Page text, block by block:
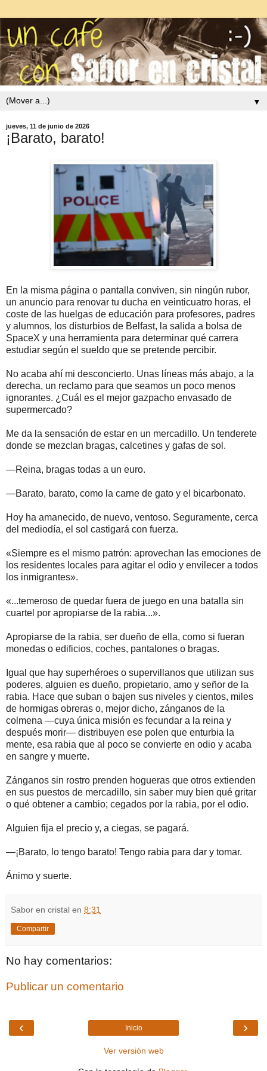
▼
jueves, 11 de junio de 2026
¡Barato, barato!
En la misma página o pantalla conviven, sin ningún rubor,
un anuncio para renovar tu ducha en veinticuatro horas, el
coste de las huelgas de educación para profesores, padres
y alumnos, los disturbios de Belfast, la salida a bolsa de
SpaceX y una herramienta para determinar qué carrera
estudiar según el sueldo que se pretende percibir.
No acaba ahí mi desconcierto. Unas líneas más abajo, a la
derecha, un reclamo para que seamos un poco menos
ignorantes. ¿Cuál es el mejor gazpacho envasado de
supermercado?
Me da la sensación de estar en un mercadillo. Un tenderete
donde se mezclan bragas, calcetines y gafas de sol.
—Reina, bragas todas a un euro.
—Barato, barato, como la carne de gato y el bicarbonato.
Hoy ha amanecido, de nuevo, ventoso. Seguramente, cerca
del mediodía, el sol castigará con fuerza.
«Siempre es el mismo patrón: aprovechan las emociones de
los residentes locales para agitar el odio y envilecer a todos
los inmigrantes».
«...temeroso de quedar fuera de juego en una batalla sin
cuartel por apropiarse de la rabia...».
Apropiarse de la rabia, ser dueño de ella, como si fueran
monedas o edificios, coches, pantalones o bragas.
Igual que hay superhéroes o supervillanos que utilizan sus
poderes, alguien es dueño, propietario, amo y señor de la
rabia. Hace que suban o bajen sus niveles y cientos, miles
de hormigas obreras o, mejor dicho, zánganos de la
colmena —cuya única misión es fecundar a la reina y
después morir— distribuyen ese polen que enturbia la
mente, esa rabia que al poco se convierte en odio y acaba
en sangre y muerte.
Zánganos sin rostro prenden hogueras que otros extienden
en sus puestos de mercadillo, sin saber muy bien qué gritar
o qué obtener a cambio; cegados por la rabia, por el odio.
Alguien fija el precio y, a ciegas, se pagará.
—¡Barato, lo tengo barato! Tengo rabia para dar y tomar.
Ánimo y suerte.
Sabor en cristal en 8:31
Compartir
No hay comentarios:
Publicar un comentario
‹ ›
Inicio
Ver versión web